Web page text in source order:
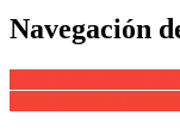
Navegación